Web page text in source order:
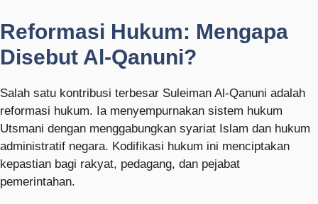
Reformasi Hukum: Mengapa
Disebut Al-Qanuni?
Salah satu kontribusi terbesar Suleiman Al-Qanuni adalah
reformasi hukum. Ia menyempurnakan sistem hukum
Utsmani dengan menggabungkan syariat Islam dan hukum
administratif negara. Kodifikasi hukum ini menciptakan
kepastian bagi rakyat, pedagang, dan pejabat
pemerintahan.